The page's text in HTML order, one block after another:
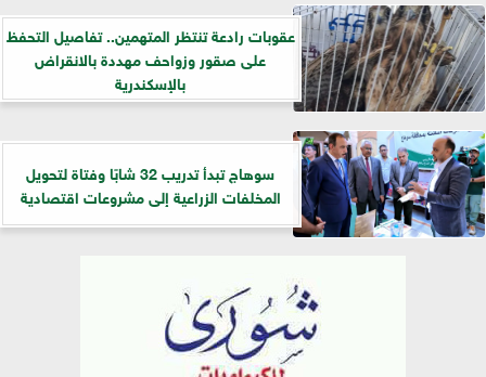
عقوبات رادعة تنتظر المتهمين.. تفاصيل التحفظ
على صقور وزواحف مهددة بالانقراض
بالإسكندرية
سوهاج تبدأ تدريب 32 شابًا وفتاة لتحويل
المخلفات الزراعية إلى مشروعات اقتصادية